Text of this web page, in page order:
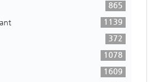
865
1139
372
1078
1609